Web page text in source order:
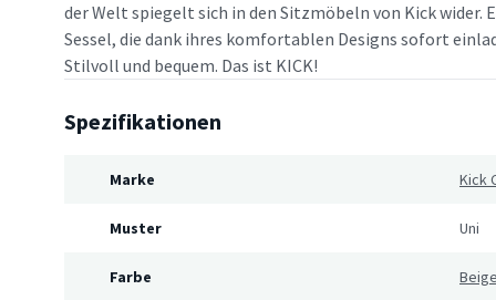
der Welt spiegelt sich in den Sitzmöbeln von Kick wider.
Sessel, die dank ihres komfortablen Designs sofort
Stilvoll und bequem. Das ist KICK!
Spezifikationen
Marke Kick
Muster Uni
Farbe Beige